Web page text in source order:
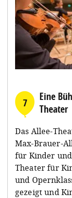
7
Eine
Theater
Das Allee-
Max-Brauer-
für Kinder
Theater für
und
gezeigt und